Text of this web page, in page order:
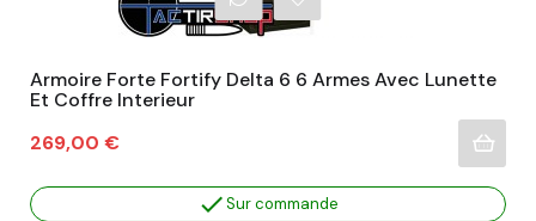
Armoire Forte Fortify Delta 6 6 Armes Avec Lunette
Et Coffre Interieur
Prix
269,00 €
Sur commande